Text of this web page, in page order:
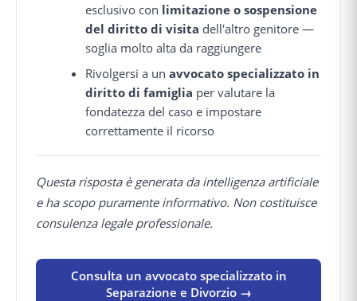
esclusivo con limitazione o sospensione
del diritto di visita dell'altro genitore —
soglia molto alta da raggiungere
Rivolgersi a unavvocato specializzato in
diritto di famiglia per valutare la
fondatezza del caso e impostare
correttamente il ricorso
Questa risposta è generata da intelligenza artificiale
e ha scopo puramente informativo. Non costituisce
consulenza legale professionale.
Consulta un avvocato specializzato in
Separazione e Divorzio →